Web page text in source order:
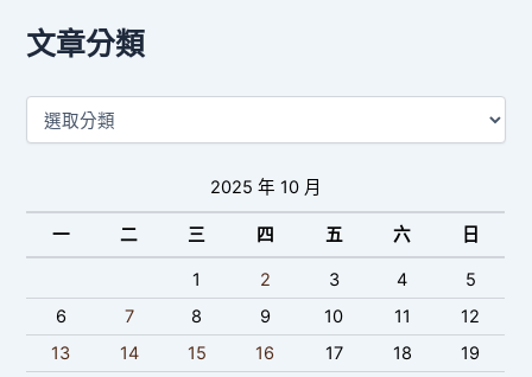
文章分類
2025 年 10 月
一 二 三 四 五 六 日
1 2 3 4
5
6
7 8 9 10 11
12
13
14 15 16 17 18
19